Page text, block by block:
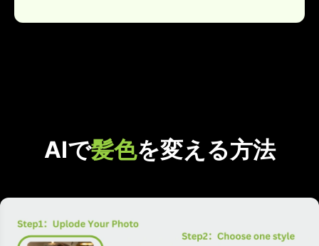
AIで髪色を変える方法